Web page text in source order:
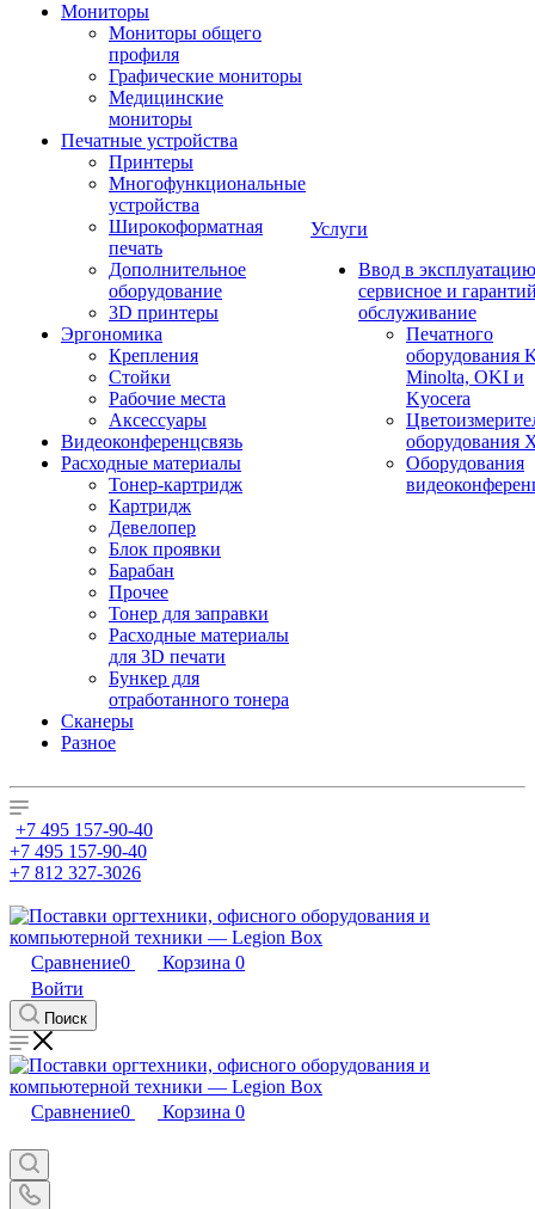
Мониторы
Мониторы общего
профиля
Графические мониторы
Медицинские
мониторы
Печатные устройства
Принтеры
Многофункциональные
устройства
Широкоформатная
печать
Дополнительное
оборудование
3D принтеры
Эргономика
Крепления
Стойки
Рабочие места
Аксессуары
Видеоконференцсвязь
Расходные материалы
Тонер-картридж
Картридж
Девелопер
Блок проявки
Барабан
Прочее
Тонер для заправки
Расходные материалы
для 3D печати
Бункер для
отработанного тонера
Сканеры
Разное
Услуги
Ввод в
сервисное и
обслуживание
Печатного
оборудования
Minolta, OKI и
Kyocera
оборудования
Оборудования
+7 495 157-90-40
+7 495 157-90-40
+7 812 327-3026
Сравнение0 Корзина 0
Войти
Поиск
Сравнение0 Корзина 0